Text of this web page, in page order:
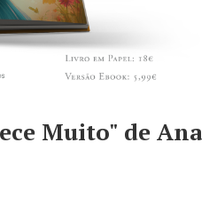
Muito" de Ana